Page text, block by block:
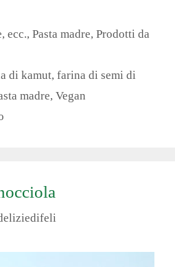
ecc.,Pasta madre,Prodotti da
di kamut,farina di semi di
madre, Vegan